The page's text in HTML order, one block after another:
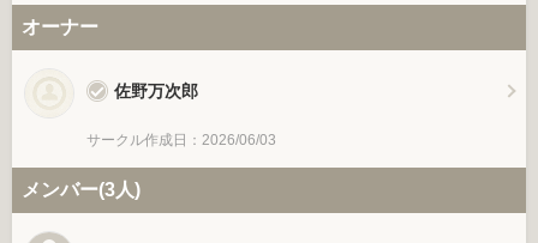
オーナー
佐野万次郎
サークル作成日：2026/06/03
メンバー(3人)